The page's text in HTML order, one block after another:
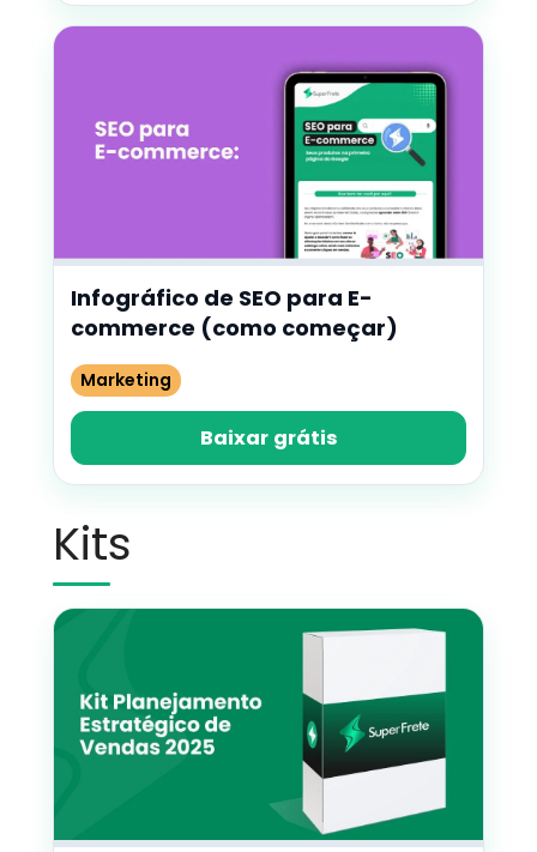
Infográfico de SEO para E-
commerce (como começar)
Marketing
Baixar grátis
Kits